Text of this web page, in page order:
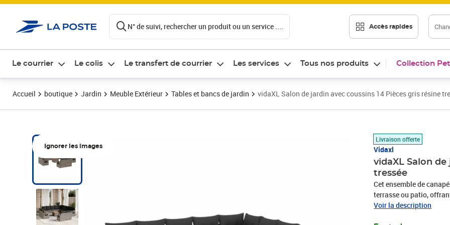
N° de suivi, rechercher un produit ou un service .... Accès rapides
Le courrier Le colis Le transfert de courrier Les services Tous nos produits Collection
Accueil boutique Jardin Meuble Extérieur Tables et bancs de jardin vidaXL Salon de jardin avec coussins 14 Pièces gris résine
Ignorer les images
Livraison offerte
Vidaxl
vidaXL Salon de
tressée
Cet ensemble de
terrasse ou patio,
famille et les amis ou
Voir la description
Prix 946,99€